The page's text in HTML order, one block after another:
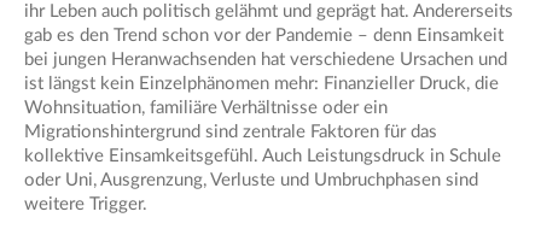
ihr Leben auch politisch gelähmt und geprägt hat. Andererseits
gab es den Trend schon vor der Pandemie – denn Einsamkeit
bei jungen Heranwachsenden hat verschiedene Ursachen und
ist längst kein Einzelphänomen mehr: Finanzieller Druck, die
Wohnsituation, familiäre Verhältnisse oder ein
Migrationshintergrund sind zentrale Faktoren für das
kollektive Einsamkeitsgefühl. Auch Leistungsdruck in Schule
oder Uni, Ausgrenzung, Verluste und Umbruchphasen sind
weitere Trigger.